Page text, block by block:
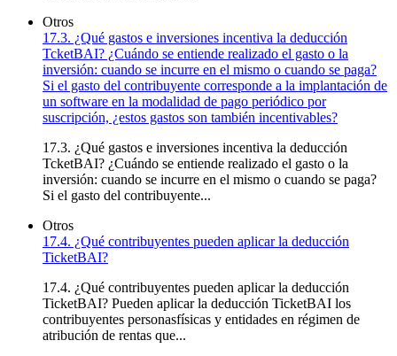
Otros
17.3. ¿Qué gastos e inversiones incentiva la deducción
TcketBAI? ¿Cuándo se entiende realizado el gasto o la
inversión: cuando se incurre en el mismo o cuando se paga?
Si el gasto del contribuyente corresponde a la implantación de
un software en la modalidad de pago periódico por
suscripción, ¿estos gastos son también incentivables?
17.3. ¿Qué gastos e inversiones incentiva la deducción
TcketBAI? ¿Cuándo se entiende realizado el gasto o la
inversión: cuando se incurre en el mismo o cuando se paga?
Si el gasto del contribuyente...
Otros
17.4. ¿Qué contribuyentes pueden aplicar la deducción
TicketBAI?
17.4. ¿Qué contribuyentes pueden aplicar la deducción
TicketBAI? Pueden aplicar la deducción TicketBAI los
contribuyentes personasfísicas y entidades en régimen de
atribución de rentas que...